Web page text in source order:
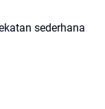
sederhana